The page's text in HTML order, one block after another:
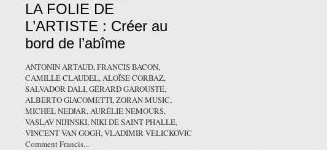
LA FOLIE DE
L’ARTISTE : Créer au
bord de l’abîme
ANTONIN ARTAUD, FRANCIS BACON,
CAMILLE CLAUDEL, ALOÏSE CORBAZ,
SALVADOR DALI, GÉRARD GAROUSTE,
ALBERTO GIACOMETTI, ZORAN MUSIC,
MICHEL NEDJAR, AURÉLIE NEMOURS,
VASLAV NIJINSKI, NIKI DE SAINT PHALLE,
VINCENT VAN GOGH, VLADIMIR VELICKOVIC
Comment Francis...